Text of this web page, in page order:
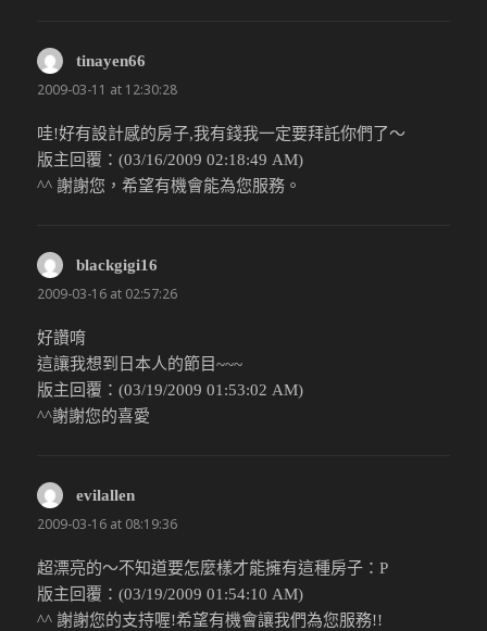
tinayen66
2009-03-11 at 12:30:28
哇!好有設計感的房子,我有錢我一定要拜託你們了～
版主回覆：(03/16/2009 02:18:49 AM)
^^ 謝謝您，希望有機會能為您服務。
blackgigi16
2009-03-16 at 02:57:26
好讚唷
這讓我想到日本人的節目~~~
版主回覆：(03/19/2009 01:53:02 AM)
^^謝謝您的喜愛
evilallen
2009-03-16 at 08:19:36
超漂亮的～不知道要怎麼樣才能擁有這種房子：P
版主回覆：(03/19/2009 01:54:10 AM)
^^ 謝謝您的支持喔!希望有機會讓我們為您服務!!